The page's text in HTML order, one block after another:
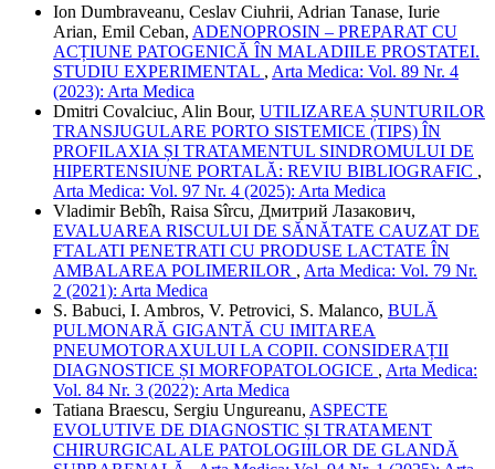
Ion Dumbraveanu, Ceslav Ciuhrii, Adrian Tanase, Iurie
Arian, Emil Ceban, ADENOPROSIN – PREPARAT CU
ACȚIUNE PATOGENICĂ ÎN MALADIILE PROSTATEI.
STUDIU EXPERIMENTAL , Arta Medica: Vol. 89 Nr. 4
(2023): Arta Medica
Dmitri Covalciuc, Alin Bour, UTILIZAREA ȘUNTURILOR
TRANSJUGULARE PORTO SISTEMICE (TIPS) ÎN
PROFILAXIA ȘI TRATAMENTUL SINDROMULUI DE
HIPERTENSIUNE PORTALĂ: REVIU BIBLIOGRAFIC ,
Arta Medica: Vol. 97 Nr. 4 (2025): Arta Medica
Vladimir Bebîh, Raisa Sîrcu, Дмитрий Лазакович,
EVALUAREA RISCULUI DE SĂNĂTATE CAUZAT DE
FTALATI PENETRATI CU PRODUSE LACTATE ÎN
AMBALAREA POLIMERILOR , Arta Medica: Vol. 79 Nr.
2 (2021): Arta Medica
S. Babuci, I. Ambros, V. Petrovici, S. Malanco, BULĂ
PULMONARĂ GIGANTĂ CU IMITAREA
PNEUMOTORAXULUI LA COPII. CONSIDERAȚII
DIAGNOSTICE ȘI MORFOPATOLOGICE , Arta Medica:
Vol. 84 Nr. 3 (2022): Arta Medica
Tatiana Braescu, Sergiu Ungureanu, ASPECTE
EVOLUTIVE DE DIAGNOSTIC ȘI TRATAMENT
CHIRURGICAL ALE PATOLOGIILOR DE GLANDĂ